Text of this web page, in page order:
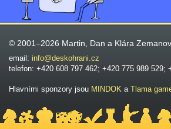
© 2001–2026 Martin, Dan a Klára
email: info@deskohrani.cz
telefon: +420 608 797 462; +420 775 989 529;
Hlavními sponzory jsou MINDOK a Tlama